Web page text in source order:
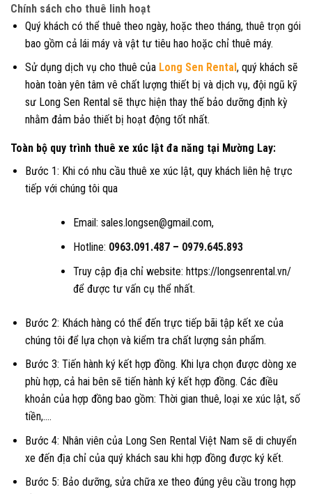
Chính sách cho thuê linh hoạt
Quý khách có thể thuê theo ngày, hoặc theo tháng, thuê trọn gói
bao gồm cả lái máy và vật tư tiêu hao hoặc chỉ thuê máy.
Sử dụng dịch vụ cho thuê của Long Sen Rental , quý khách sẽ
hoàn toàn yên tâm vê chất lượng thiết bị và dịch vụ, đội ngũ kỹ
sư Long Sen Rental sẽ thực hiện thay thế bảo dưỡng định kỳ
nhằm đảm bảo thiết bị hoạt động tốt nhất.
Toàn bộ quy trình thuê xe xúc lật đa năng tại Mường Lay:
Bước 1: Khi có nhu cầu thuê xe xúc lật, quy khách liên hệ trực
tiếp với chúng tôi qua
Email: sales.longsen@gmail.com,
Hotline: 0963.091.487– 0979.645.893
Truy cập địa chỉ website: https://longsenrental.vn/
để được tư vấn cụ thể nhất.
Bước 2: Khách hàng có thể đến trực tiếp bãi tập kết xe của
chúng tôi để lựa chọn và kiểm tra chất lượng sản phẩm.
Bước 3: Tiến hành ký kết hợp đồng. Khi lựa chọn được dòng xe
phù hợp, cả hai bên sẽ tiến hành ký kết hợp đồng. Các điều
khoản của hợp đồng bao gồm: Thời gian thuê, loại xe xúc lật, số
tiền,….
Bước 4: Nhân viên của Long Sen Rental Việt Nam sẽ di chuyển
xe đến địa chỉ của quý khách sau khi hợp đồng được ký kết.
Bước 5: Bảo dưỡng, sửa chữa xe theo đúng yêu cầu trong hợp